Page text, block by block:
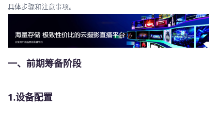
具体步骤和注意事项。
一、前期筹备阶段
1.设备配置